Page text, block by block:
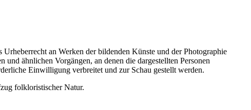
an Werken der bildenden Künste und der Photographie
ähnlichen Vorgängen, an denen die dargestellten Personen
Einwilligung verbreitet und zur Schau gestellt werden.
folkloristischer Natur.